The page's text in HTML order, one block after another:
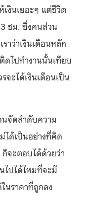
งินเยอะๆ แต่ชีวิต
ชม. ซึ่งคนส่วน
าว่าเงินเดือนหลัก
ไปทำงานนั้นเทียบ
จะได้เงินเดือนเป็น
นจัดลำดับความ
ได้เป็นอย่างที่คิด
จะตอบได้ด้วยว่า
ไปได้ไหมที่จะมี
นราคาที่ถูกลง